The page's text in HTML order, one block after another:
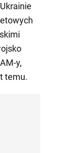
y,
temu.